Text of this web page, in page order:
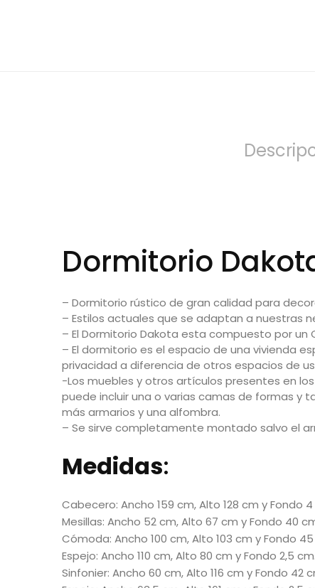
Dormitorio
– Dormitorio rústico de gran calidad para
– Estilos actuales que se adaptan a nuestras
– El Dormitorio Dakota esta compuesto por un
– El dormitorio es el espacio de una vivienda
privacidad a diferencia de otros espacios de
-Los muebles y otros artículos presentes en
puede incluir una o varias camas de formas y
más armarios y una alfombra.
– Se sirve completamente montado salvo el
Medidas:
Cabecero: Ancho 159 cm, Alto 128 cm y Fondo
Mesillas: Ancho 52 cm, Alto 67 cm y Fondo 40
Cómoda: Ancho 100 cm, Alto 103 cm y Fondo
Espejo: Ancho 110 cm, Alto 80 cm y Fondo 2,5 cm.
Sinfonier: Ancho 60 cm, Alto 116 cm y Fondo 42